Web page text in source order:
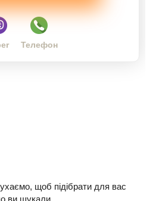
Телефон
щоб підібрати для вас
ви шукали